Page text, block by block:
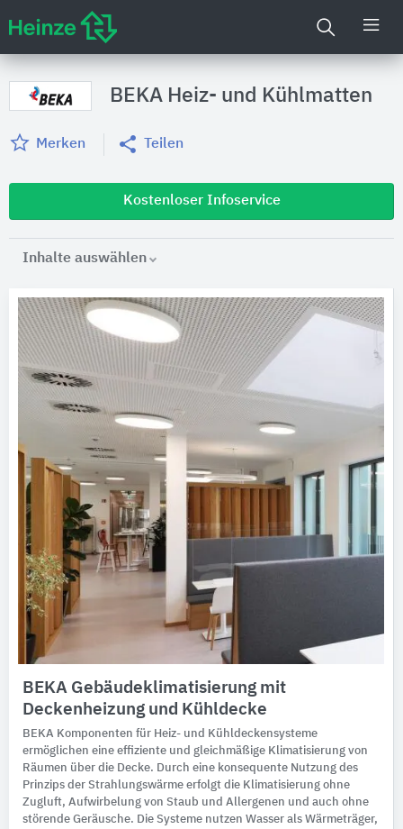
BEKA Heiz- und Kühlmatten
Merken Teilen
Kostenloser Infoservice
Inhalte auswählen
BEKA Gebäudeklimatisierung mit
Deckenheizung und Kühldecke
BEKA Komponenten für Heiz- und Kühldeckensysteme
ermöglichen eine effiziente und gleichmäßige Klimatisierung von
Räumen über die Decke. Durch eine konsequente Nutzung des
Prinzips der Strahlungswärme erfolgt die Klimatisierung ohne
Zugluft, Aufwirbelung von Staub und Allergenen und auch ohne
störende Geräusche. Die Systeme nutzen Wasser als Wärmeträger,